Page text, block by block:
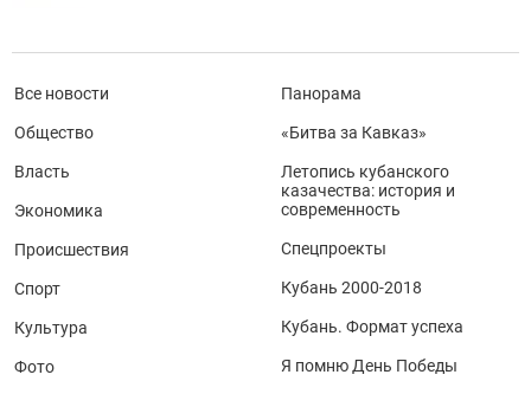
Все новости
Общество
Власть
Экономика
Происшествия
Спорт
Культура
Фото
Панорама
«Битва за Кавказ»
Летопись кубанского
казачества: история и
современность
Спецпроекты
Кубань 2000-2018
Кубань. Формат успеха
Я помню День Победы